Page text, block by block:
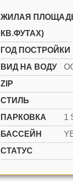
ЖИЛАЯ
КВ.ФУТАХ)
ГОД ПОСТРОЙКИ
ВИД НА ВОДУ
ZIP
СТИЛЬ
ПАРКОВКА
БАССЕЙН
СТАТУС